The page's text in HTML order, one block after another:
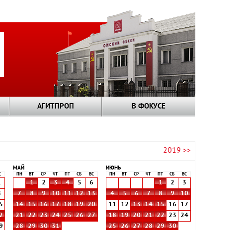
АГИТПРОП В ФОКУСЕ
2019 >>
МАЙ
ПН ВТ СР ЧТ СБ ВС
1 2 3 4 5
6
7
8 9 10 11 12
13
14
15 16 17 18 19
20
21
22 23 24 25 26
27
28
29 30 31
ИЮНЬ
ПН ВТ СР ЧТ СБ ВС
1 2
3
4
5 6 7 8 9
10
11
12 13 14 15 16
17
18
19 20 21 22 23
24
25
26 27 28 29 30